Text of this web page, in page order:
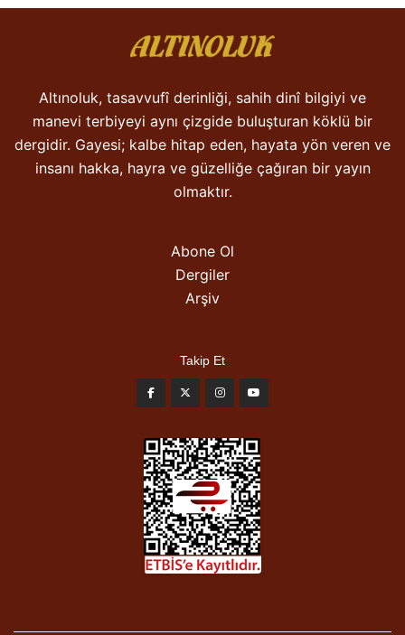
Altınoluk, tasavvufî derinliği, sahih dinî bilgiyi ve
manevi terbiyeyi aynı çizgide buluşturan köklü bir
dergidir. Gayesi; kalbe hitap eden, hayata yön veren ve
insanı hakka, hayra ve güzelliğe çağıran bir yayın
olmaktır.
Abone Ol
Dergiler
Arşiv
Takip Et